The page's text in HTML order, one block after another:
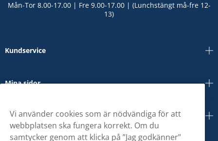
Mån-Tor 8.00-17.00 | Fre 9.00-17.00 | (Lunchstängt må-fre 12-
13)
Kundservice
Mina sidor
Om oss
Vi använder cookies som är nödvändiga för att
webbplatsen ska fungera korrekt. Om du
samtycker genom att klicka på ”Jag godkänner”